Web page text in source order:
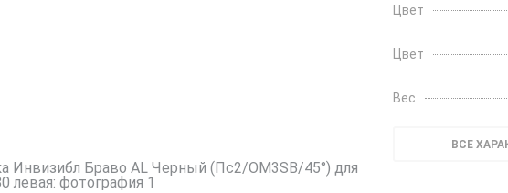
Цвет
Цвет
Вес
ВСЕ